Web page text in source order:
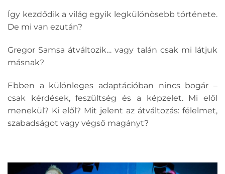
Így kezdődik a világ egyik legkülönösebb története.
De mi van ezután?
Gregor Samsa átváltozik… vagy talán csak mi látjuk
másnak?
Ebben a különleges adaptációban nincs bogár –
csak kérdések, feszültség és a képzelet. Mi elől
menekül? Ki elől? Mit jelent az átváltozás: félelmet,
szabadságot vagy végső magányt?